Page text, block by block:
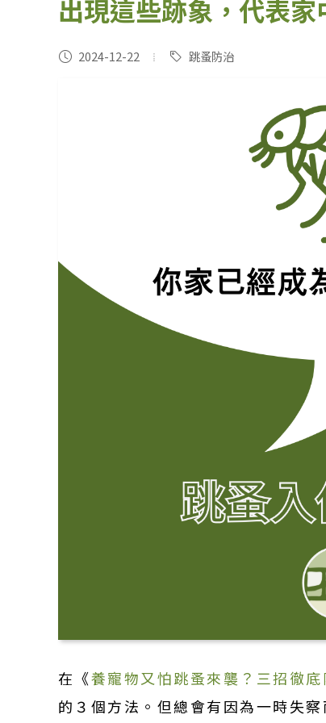
出現這些跡象，代表
2024-12-22 跳蚤防治
在《養寵物又怕跳蚤來襲？三招徹
的３個方法。但總會有因為一時失